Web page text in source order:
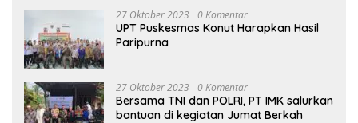
27 Oktober 2023 0 Komentar
UPT Puskesmas Konut Harapkan Hasil
Paripurna
27 Oktober 2023 0 Komentar
Bersama TNI dan POLRI, PT IMK salurkan
bantuan di kegiatan Jumat Berkah